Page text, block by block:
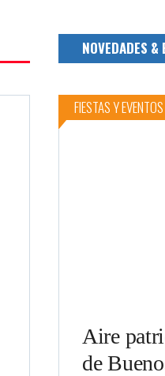
NOVEDADES &
FIESTAS Y EVENTOS
Aire
de